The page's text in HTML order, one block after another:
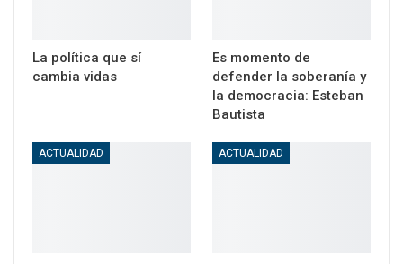
La política que sí
cambia vidas
Es momento de
defender la soberanía y
la democracia: Esteban
Bautista
ACTUALIDAD ACTUALIDAD